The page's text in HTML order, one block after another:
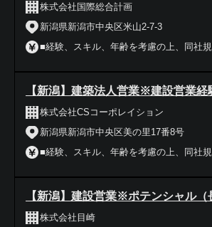
株式会社国際総合計画
新潟県新潟市中央区米山2-7-3
■経験、スキル、年齢を考慮の上、同社
【新潟】建築法人営業※建設営業経
株式会社CSコーポレイション
新潟県新潟市中央区美の里17番8号
■経験、スキル、年齢を考慮の上、同社
【新潟】建設営業※ポテンシャル（
株式会社目崎